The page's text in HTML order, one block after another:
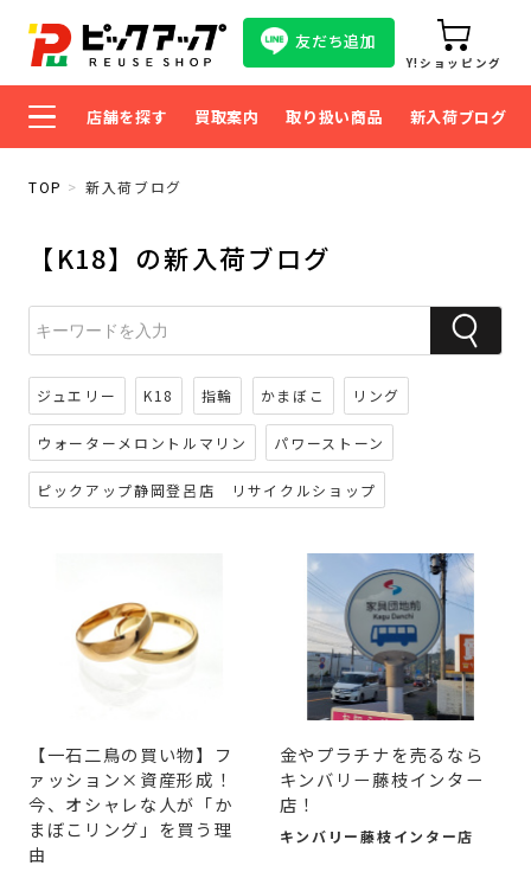
友だち追加
Y!ショッピング
店舗を探す 買取案内 取り扱い商品 新入荷ブログ
TOP 新入荷ブログ
【K18】の新入荷ブログ
ジュエリー K18 指輪 かまぼこ リング
ウォーターメロントルマリン パワーストーン
ピックアップ静岡登呂店 リサイクルショップ
【一石二鳥の買い物】フ
ァッション×資産形成！
今、オシャレな人が「か
まぼこリング」を買う理
由
金やプラチナを売るなら
キンバリー藤枝インター
店！
キンバリー藤枝インター店